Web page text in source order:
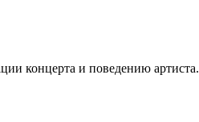
концерта и поведению артиста.